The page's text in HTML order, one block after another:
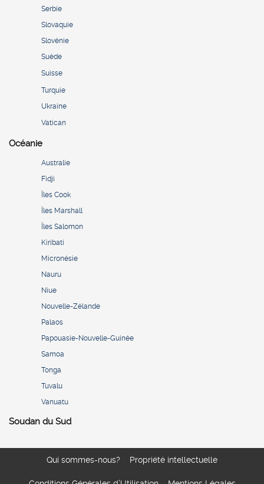
Serbie
Slovaquie
Slovénie
Suède
Suisse
Turquie
Ukraine
Vatican
Océanie
Australie
Fidji
Îles Cook
Îles Marshall
Îles Salomon
Kiribati
Micronésie
Nauru
Niue
Nouvelle-Zélande
Palaos
Papouasie-Nouvelle-Guinée
Samoa
Tonga
Tuvalu
Vanuatu
Soudan du Sud
Qui sommes-nous? Propriété intellectuelle